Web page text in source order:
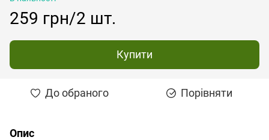
259 грн/2 шт.
Купити
До обраного Порівняти
Опис